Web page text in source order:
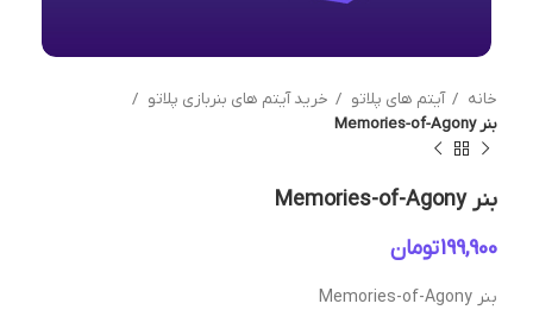
خانه آیتم های پلاتو
خرید آیتم های بنربازی پلاتو
بنر Memories-of-Agony
بنر Memories-of-Agony
تومان
بنر Memories-of-Agony